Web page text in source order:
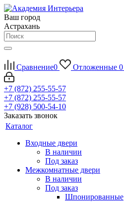
Ваш город
Астрахань
Сравнение0 Отложенные 0
+7 (872) 255-55-57
+7 (872) 255-55-57
+7 (928) 500-54-10
Заказать звонок
Каталог
Входные двери
В наличии
Под заказ
Межкомнатные двери
В наличии
Под заказ
Шпонированные